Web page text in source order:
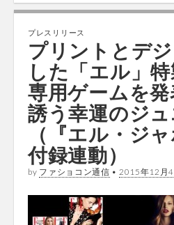
プレスリリース
プリントとデ
した「エル」
専用ゲームを
誘う幸運のジ
（『エル・ジ
付録連動）
by ファショコン通信 • 2015年12月4